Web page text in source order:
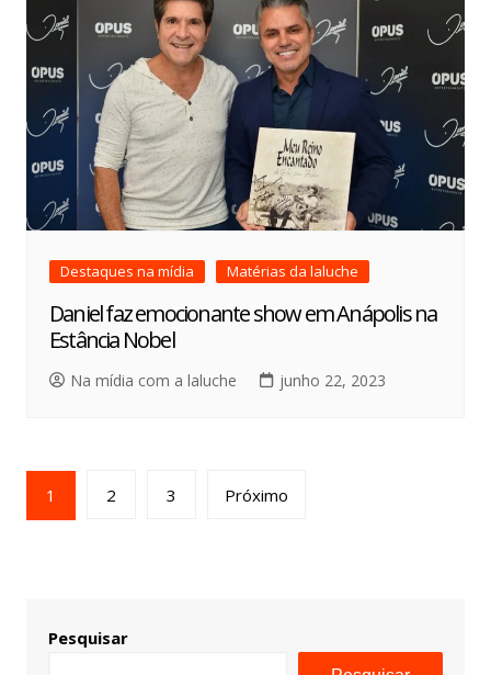
Destaques na mídia Matérias da laluche
Daniel faz emocionante show em Anápolis na
Estância Nobel
Na mídia com a laluche junho 22, 2023
1 2 3 Próximo
Pesquisar